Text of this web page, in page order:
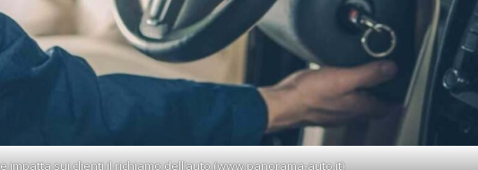
impatta sui clienti il richiamo dell’auto (www.panorama-auto.it)